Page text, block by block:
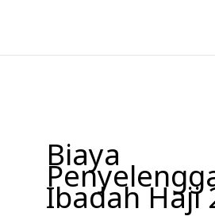
konten
Biaya
Ibadah Haji